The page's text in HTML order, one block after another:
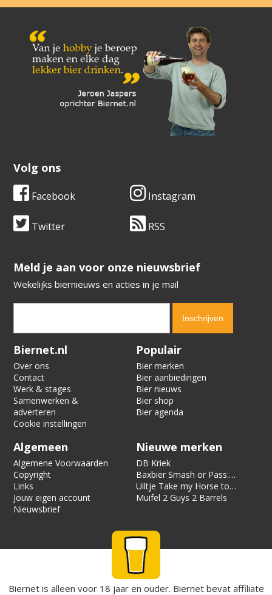
Volg ons
Facebook Instagram
Twitter RSS
​​​​​​​Meld je aan voor onze nieuwsbrief
Wekelijks biernieuws en acties in je mail
Verification code:
Biernet.nl
Over ons
Contact
Werk & stages
Samenwerken &
adverteren
Cookie instellingen
Populair
Bier merken
Bier aanbiedingen
Bier nieuws
Bier shop
Bier agenda
Algemeen
Algemene Voorwaarden
Copyright
Links
Jouw eigen account
Nieuwsbrief
Nieuwe merken
DB Kriek
Baxbier Smash or Pass:
Strata
Uiltje Take my Horse to
the Hotel Room
Muifel 2 Guys 2 Barrels
Biernet is alleen voor 18 jaar en ouder. Biernet bevat affiliate